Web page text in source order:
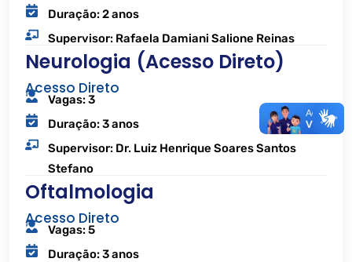
Duração: 2 anos
Supervisor: Rafaela Damiani Salione Reinas
Neurologia (Acesso Direto)
Acesso Direto
Vagas: 3
Duração: 3 anos
Supervisor: Dr. Luiz Henrique Soares Santos
Stefano
Oftalmologia
Acesso Direto
Vagas: 5
Duração: 3 anos